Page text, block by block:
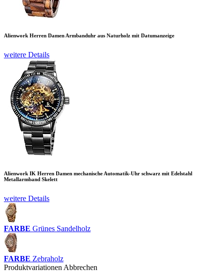
Alienwork Herren Damen Armbanduhr aus Naturholz mit Datumanzeige
weitere Details
Alienwork IK Herren Damen mechanische Automatik-Uhr schwarz mit Edelstahl
Metallarmband Skelett
weitere Details
FARBE Grünes Sandelholz
FARBE Zebraholz
Produktvariationen Abbrechen